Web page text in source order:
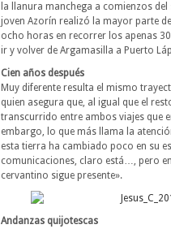
la llanura manchega a comienzos
joven Azorín realizó la mayor parte
ocho horas en recorrer los apenas
ir y volver de Argamasilla a Puerto
Cien años después
Muy diferente resulta el mismo
quien asegura que, al igual que el
transcurrido entre ambos viajes que
embargo, lo que más llama la
esta tierra ha cambiado poco en su
comunicaciones, claro está…, pero
cervantino sigue presente».
Andanzas quijotescas